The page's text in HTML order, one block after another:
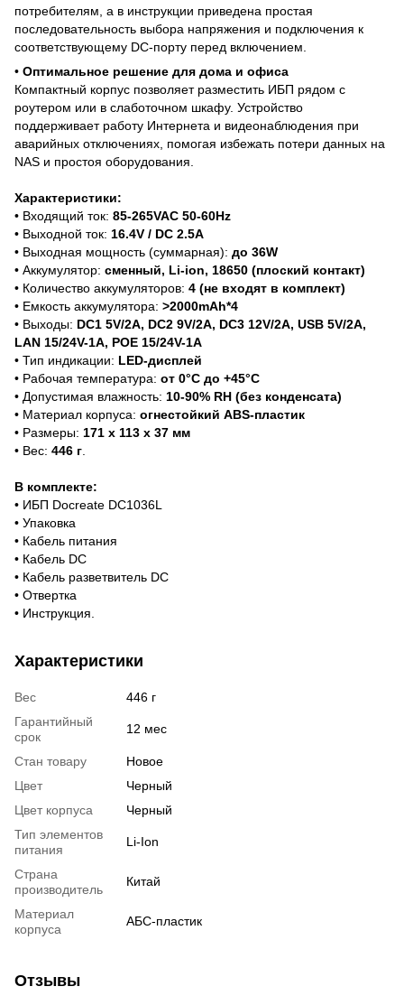
потребителям, а в инструкции приведена простая
последовательность выбора напряжения и подключения к
соответствующему DC-порту перед включением.
• Оптимальное решение для дома и офиса
Компактный корпус позволяет разместить ИБП рядом с
роутером или в слаботочном шкафу. Устройство
поддерживает работу Интернета и видеонаблюдения при
аварийных отключениях, помогая избежать потери данных на
NAS и простоя оборудования.
Характеристики:
• Входящий ток: 85-265VAC 50-60Hz
• Выходной ток: 16.4V / DC 2.5A
• Выходная мощность (суммарная): до 36W
• Аккумулятор: сменный, Li-ion, 18650 (плоский контакт)
• Количество аккумуляторов: 4 (не входят в комплект)
• Емкость аккумулятора: >2000mAh*4
• Выходы: DC1 5V/2A, DC2 9V/2A, DC3 12V/2A, USB 5V/2A,
LAN 15/24V-1A, POE 15/24V-1A
• Тип индикации: LED-дисплей
• Рабочая температура: от 0°C до +45°C
• Допустимая влажность: 10-90% RH (без конденсата)
• Материал корпуса: огнестойкий ABS-пластик
• Размеры: 171 х 113 х 37 мм
• Вес: 446 г
В комплекте:
• ИБП Docreate DC1036L
• Упаковка
• Кабель питания
• Кабель DC
• Кабель разветвитель DC
• Отвертка
• Инструкция.
Характеристики
Вес
446 г
Гарантийный
срок
12 мес
Стан товару
Новое
Цвет
Черный
Цвет корпуса
Черный
Тип элементов
питания
Li-Ion
Страна
производитель
Китай
Материал
корпуса
АБС-пластик
Отзывы